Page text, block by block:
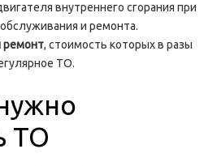
внутреннего сгорания при
и ремонта.
ремонт, стоимость которых в разы
ТО.
ТО